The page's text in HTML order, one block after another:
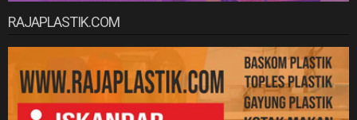
RAJAPLASTIK.COM